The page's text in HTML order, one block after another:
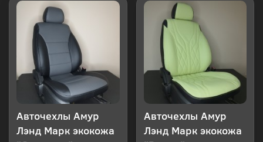
Авточехлы Амур
Лэнд Марк экокожа
Авточехлы Амур
Лэнд Марк экокожа